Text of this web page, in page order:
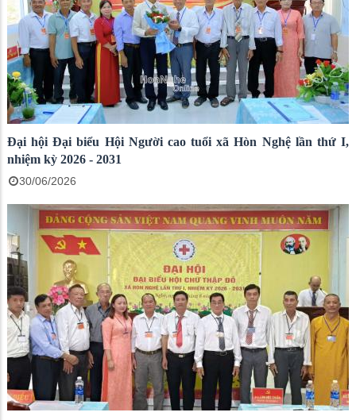
Đại hội Đại biểu Hội Người cao tuổi xã Hòn Nghệ lần thứ I,
nhiệm kỳ 2026 - 2031
30/06/2026